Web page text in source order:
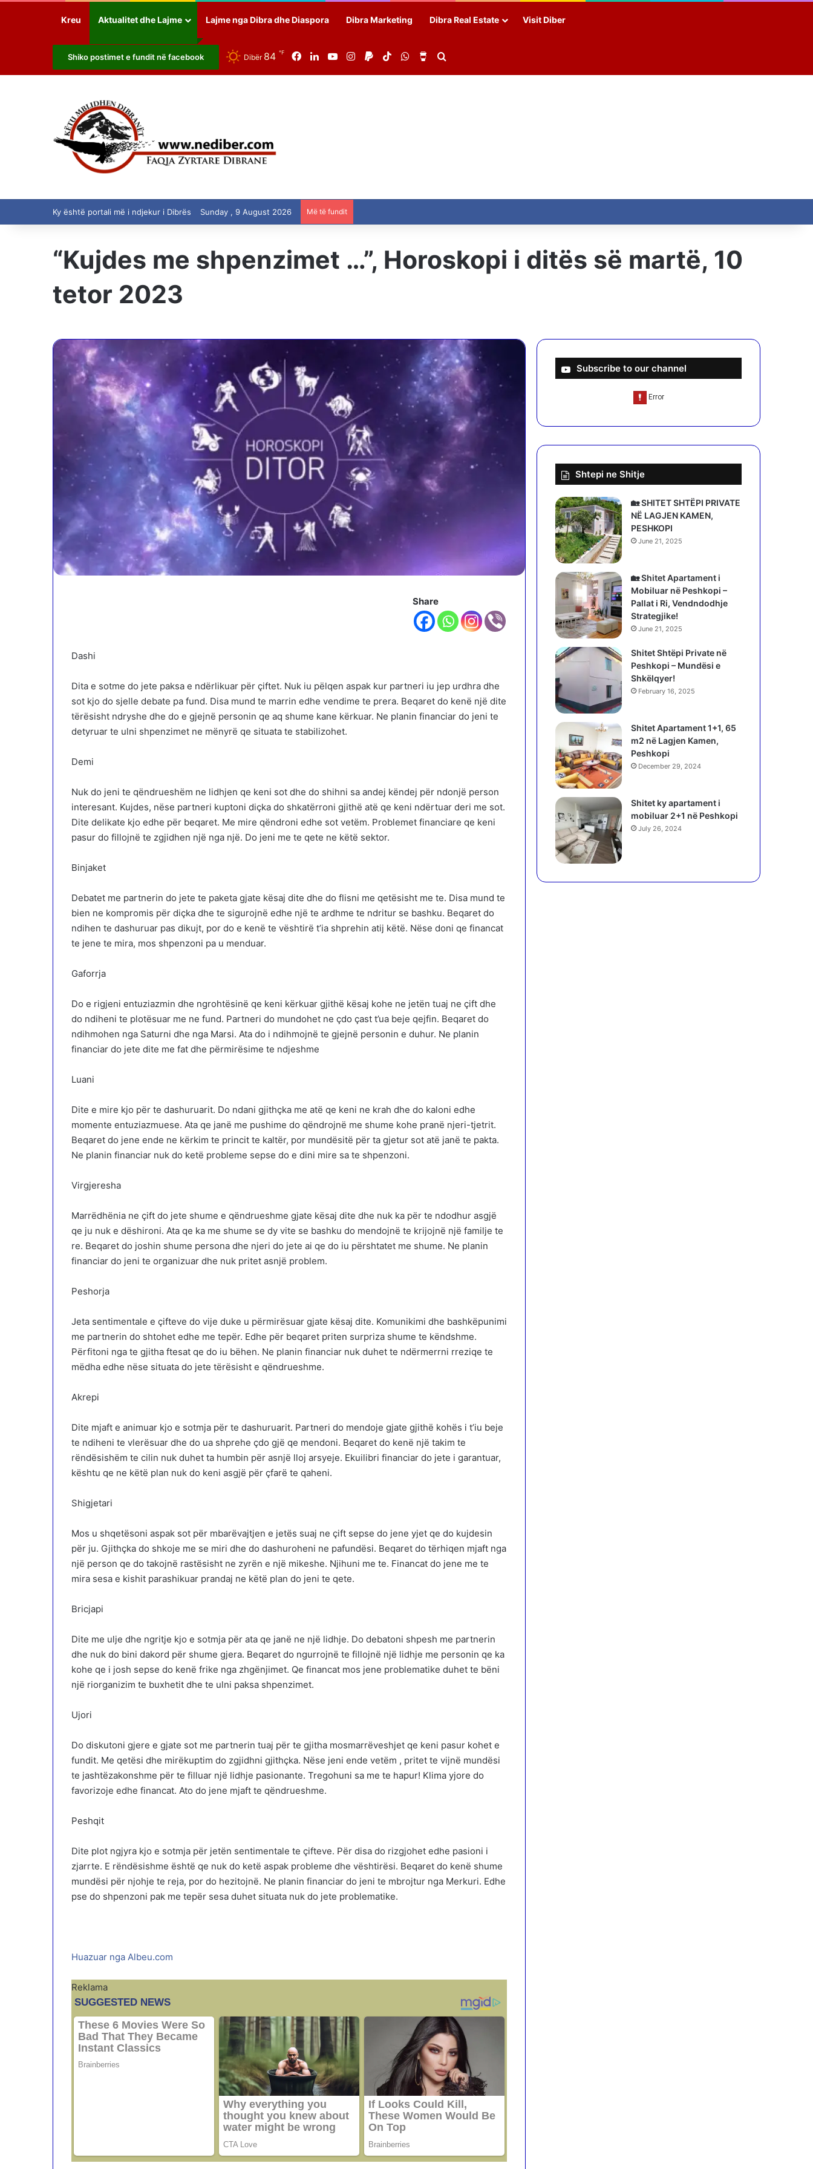
Kreu Aktualitet dhe Lajme Lajme nga Dibra dhe Diaspora Dibra Marketing Dibra Real Estate Visit Diber
Shiko postimet e fundit në facebook Dibër 84 ℉ FacebookLinkedInYouTubeInstagram
PaypalTikTokWhatsAppBuy Me a Coffee
Ky është portali më i ndjekur i Dibrës Sunday , 9 August 2026 Më të fundit
“Kujdes me shpenzimet …”, Horoskopi i ditës së martë, 10
tetor 2023
Share
Dashi
Dita e sotme do jete paksa e ndërlikuar për çiftet. Nuk iu pëlqen aspak kur partneri iu jep urdhra dhe
sot kjo do sjelle debate pa fund. Disa mund te marrin edhe vendime te prera. Beqaret do kenë një dite
tërësisht ndryshe dhe do e gjejnë personin qe aq shume kane kërkuar. Ne planin financiar do jeni te
detyruar te ulni shpenzimet ne mënyrë qe situata te stabilizohet.
Demi
Nuk do jeni te qëndrueshëm ne lidhjen qe keni sot dhe do shihni sa andej këndej për ndonjë person
interesant. Kujdes, nëse partneri kuptoni diçka do shkatërroni gjithë atë qe keni ndërtuar deri me sot.
Dite delikate kjo edhe për beqaret. Me mire qëndroni edhe sot vetëm. Problemet financiare qe keni
pasur do fillojnë te zgjidhen një nga një. Do jeni me te qete ne këtë sektor.
Binjaket
Debatet me partnerin do jete te paketa gjate kësaj dite dhe do flisni me qetësisht me te. Disa mund te
bien ne kompromis për diçka dhe te sigurojnë edhe një te ardhme te ndritur se bashku. Beqaret do
ndihen te dashuruar pas dikujt, por do e kenë te vështirë t’ia shprehin atij këtë. Nëse doni qe financat
te jene te mira, mos shpenzoni pa u menduar.
Gaforrja
Do e rigjeni entuziazmin dhe ngrohtësinë qe keni kërkuar gjithë kësaj kohe ne jetën tuaj ne çift dhe
do ndiheni te plotësuar me ne fund. Partneri do mundohet ne çdo çast t’ua beje qejfin. Beqaret do
ndihmohen nga Saturni dhe nga Marsi. Ata do i ndihmojnë te gjejnë personin e duhur. Ne planin
financiar do jete dite me fat dhe përmirësime te ndjeshme
Luani
Dite e mire kjo për te dashuruarit. Do ndani gjithçka me atë qe keni ne krah dhe do kaloni edhe
momente entuziazmuese. Ata qe janë me pushime do qëndrojnë me shume kohe pranë njeri-tjetrit.
Beqaret do jene ende ne kërkim te princit te kaltër, por mundësitë për ta gjetur sot atë janë te pakta.
Ne planin financiar nuk do ketë probleme sepse do e dini mire sa te shpenzoni.
Virgjeresha
Marrëdhënia ne çift do jete shume e qëndrueshme gjate kësaj dite dhe nuk ka për te ndodhur asgjë
qe ju nuk e dëshironi. Ata qe ka me shume se dy vite se bashku do mendojnë te krijojnë një familje te
re. Beqaret do joshin shume persona dhe njeri do jete ai qe do iu përshtatet me shume. Ne planin
financiar do jeni te organizuar dhe nuk pritet asnjë problem.
Peshorja
Jeta sentimentale e çifteve do vije duke u përmirësuar gjate kësaj dite. Komunikimi dhe bashkëpunimi
me partnerin do shtohet edhe me tepër. Edhe për beqaret priten surpriza shume te këndshme.
Përfitoni nga te gjitha ftesat qe do iu bëhen. Ne planin financiar nuk duhet te ndërmerrni rreziqe te
mëdha edhe nëse situata do jete tërësisht e qëndrueshme.
Akrepi
Dite mjaft e animuar kjo e sotmja për te dashuruarit. Partneri do mendoje gjate gjithë kohës i t’iu beje
te ndiheni te vlerësuar dhe do ua shprehe çdo gjë qe mendoni. Beqaret do kenë një takim te
rëndësishëm te cilin nuk duhet ta humbin për asnjë lloj arsyeje. Ekuilibri financiar do jete i garantuar,
kështu qe ne këtë plan nuk do keni asgjë për çfarë te qaheni.
Shigjetari
Mos u shqetësoni aspak sot për mbarëvajtjen e jetës suaj ne çift sepse do jene yjet qe do kujdesin
për ju. Gjithçka do shkoje me se miri dhe do dashuroheni ne pafundësi. Beqaret do tërhiqen mjaft nga
një person qe do takojnë rastësisht ne zyrën e një mikeshe. Njihuni me te. Financat do jene me te
mira sesa e kishit parashikuar prandaj ne këtë plan do jeni te qete.
Bricjapi
Dite me ulje dhe ngritje kjo e sotmja për ata qe janë ne një lidhje. Do debatoni shpesh me partnerin
dhe nuk do bini dakord për shume gjera. Beqaret do ngurrojnë te fillojnë një lidhje me personin qe ka
kohe qe i josh sepse do kenë frike nga zhgënjimet. Qe financat mos jene problematike duhet te bëni
një riorganizim te buxhetit dhe te ulni paksa shpenzimet.
Ujori
Do diskutoni gjere e gjate sot me partnerin tuaj për te gjitha mosmarrëveshjet qe keni pasur kohet e
fundit. Me qetësi dhe mirëkuptim do zgjidhni gjithçka. Nëse jeni ende vetëm , pritet te vijnë mundësi
te jashtëzakonshme për te filluar një lidhje pasionante. Tregohuni sa me te hapur! Klima yjore do
favorizoje edhe financat. Ato do jene mjaft te qëndrueshme.
Peshqit
Dite plot ngjyra kjo e sotmja për jetën sentimentale te çifteve. Për disa do rizgjohet edhe pasioni i
zjarrte. E rëndësishme është qe nuk do ketë aspak probleme dhe vështirësi. Beqaret do kenë shume
mundësi për njohje te reja, por do hezitojnë. Ne planin financiar do jeni te mbrojtur nga Merkuri. Edhe
pse do shpenzoni pak me tepër sesa duhet situata nuk do jete problematike.
Huazuar nga Albeu.com
Reklama
Subscribe to our channel
Shtepi ne Shitje
🏡 SHITET SHTËPI PRIVATE
NË LAGJEN KAMEN,
PESHKOPI
June 21, 2025
🏡 Shitet Apartament i
Mobiluar në Peshkopi –
Pallat i Ri, Vendndodhje
Strategjike!
June 21, 2025
Shitet Shtëpi Private në
Peshkopi – Mundësi e
Shkëlqyer!
February 16, 2025
Shitet Apartament 1+1, 65
m2 në Lagjen Kamen,
Peshkopi
December 29, 2024
Shitet ky apartament i
mobiluar 2+1 në Peshkopi
July 26, 2024